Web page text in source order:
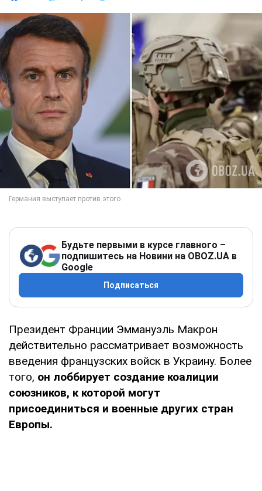
Будьте первыми в курсе главного –
подпишитесь на Новини на OBOZ.UA в
Google
Подписаться
Президент Франции Эммануэль Макрон
действительно рассматривает возможность
введения французских войск в Украину. Более
того, он лоббирует создание коалиции
союзников, к которой могут
присоединиться и военные других стран
Европы.